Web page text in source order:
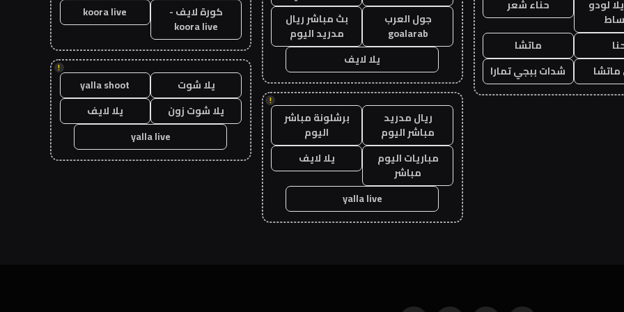
لودو
حناء شعر
ماتشا
شدات ببجي تمارا
جول العرب
goalarab
بث مباشر ريال
مدريد اليوم
يلا لايف
!
ريال مدريد
مباشر اليوم
برشلونة مباشر
اليوم
مباريات اليوم
مباشر
يلا لايف
yalla live
كورة لايف -
koora live
koora live
!
يلا شوت
yalla shoot
يلا شوت زون
يلا لايف
yalla live